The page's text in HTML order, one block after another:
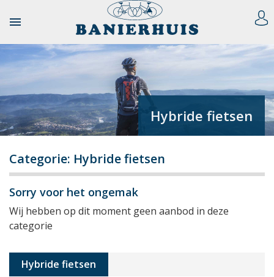

Hybride fietsen
Categorie: Hybride fietsen
Sorry voor het ongemak
Wij hebben op dit moment geen aanbod in deze
categorie
Hybride fietsen